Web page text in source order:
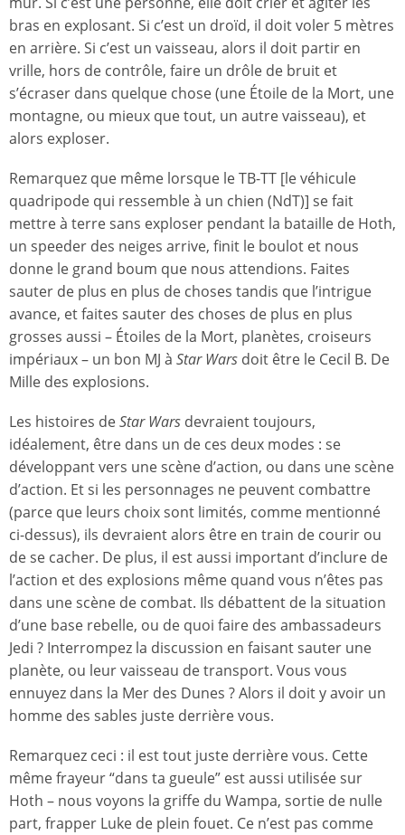
bras en explosant. Si c’est un droïd, il doit voler 5 mètres
en arrière. Si c’est un vaisseau, alors il doit partir en
vrille, hors de contrôle, faire un drôle de bruit et
s’écraser dans quelque chose (une Étoile de la Mort, une
montagne, ou mieux que tout, un autre vaisseau), et
alors exploser.
Remarquez que même lorsque le TB-TT [le véhicule
quadripode qui ressemble à un chien (NdT)] se fait
mettre à terre sans exploser pendant la bataille de Hoth,
un speeder des neiges arrive, finit le boulot et nous
donne le grand boum que nous attendions. Faites
sauter de plus en plus de choses tandis que l’intrigue
avance, et faites sauter des choses de plus en plus
grosses aussi – Étoiles de la Mort, planètes, croiseurs
impériaux – un bon MJ à Star Wars doit être le Cecil B. De
Mille des explosions.
Les histoires deStar Wars devraient toujours,
idéalement, être dans un de ces deux modes : se
développant vers une scène d’action, ou dans une scène
d’action. Et si les personnages ne peuvent combattre
(parce que leurs choix sont limités, comme mentionné
ci-dessus), ils devraient alors être en train de courir ou
de se cacher. De plus, il est aussi important d’inclure de
l’action et des explosions même quand vous n’êtes pas
dans une scène de combat. Ils débattent de la situation
d’une base rebelle, ou de quoi faire des ambassadeurs
Jedi ? Interrompez la discussion en faisant sauter une
planète, ou leur vaisseau de transport. Vous vous
ennuyez dans la Mer des Dunes ? Alors il doit y avoir un
homme des sables juste derrière vous.
Remarquez ceci : il est tout juste derrière vous. Cette
même frayeur “dans ta gueule” est aussi utilisée sur
Hoth – nous voyons la griffe du Wampa, sortie de nulle
part, frapper Luke de plein fouet. Ce n’est pas comme